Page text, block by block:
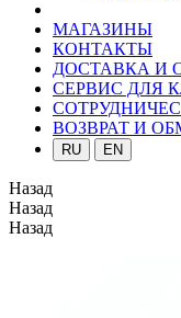
МАГАЗИНЫ
КОНТАКТЫ
ДОСТАВКА И
СЕРВИС ДЛЯ
ВОЗВРАТ И
RU EN
Назад
Назад
Назад